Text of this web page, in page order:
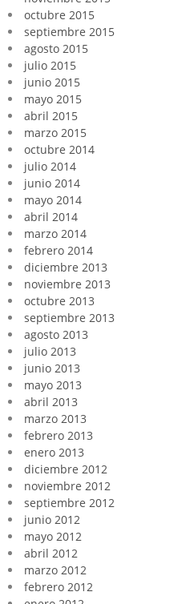
octubre 2015
septiembre 2015
agosto 2015
julio 2015
junio 2015
mayo 2015
abril 2015
marzo 2015
octubre 2014
julio 2014
junio 2014
mayo 2014
abril 2014
marzo 2014
febrero 2014
diciembre 2013
noviembre 2013
octubre 2013
septiembre 2013
agosto 2013
julio 2013
junio 2013
mayo 2013
abril 2013
marzo 2013
febrero 2013
enero 2013
diciembre 2012
noviembre 2012
septiembre 2012
junio 2012
mayo 2012
abril 2012
marzo 2012
febrero 2012